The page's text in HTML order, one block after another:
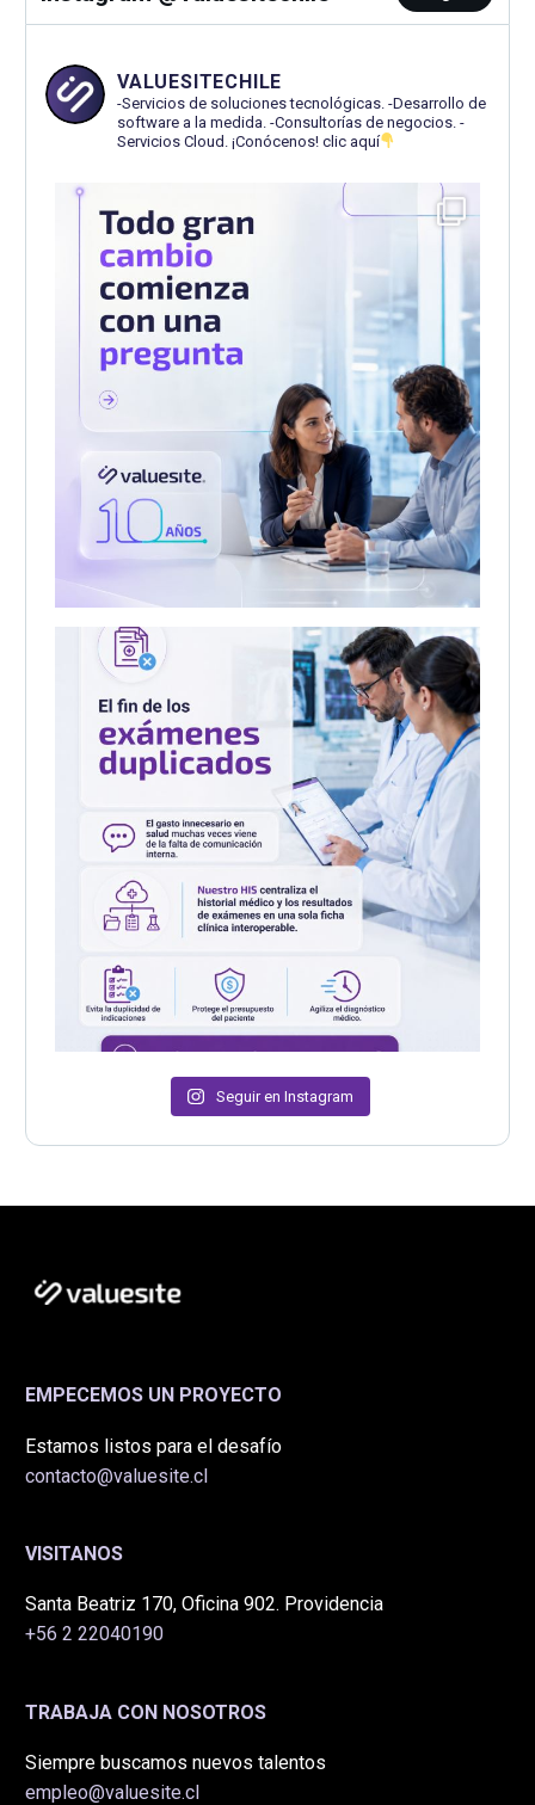
VALUESITECHILE
-Servicios de soluciones tecnológicas. -Desarrollo de
software a la medida. -Consultorías de negocios. -
Servicios Cloud. ¡Conócenos! clic aquí
Seguir en Instagram
EMPECEMOS UN PROYECTO
Estamos listos para el desafío
contacto@valuesite.cl
VISITANOS
Santa Beatriz 170, Oficina 902. Providencia
+56 2 22040190
TRABAJA CON NOSOTROS
Siempre buscamos nuevos talentos
empleo@valuesite.cl